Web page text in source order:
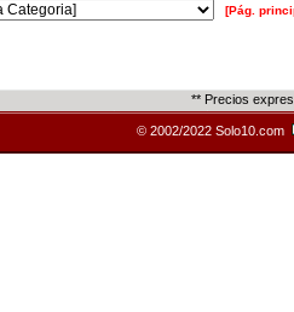
[Pág.
** Precios
© 2002/2022 Solo10.com